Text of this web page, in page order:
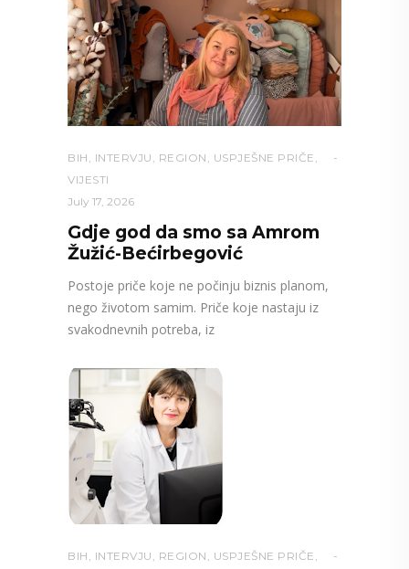
BIH INTERVJU REGION USPJEŠNE PRIČE
VIJESTI
July 17, 2026
Gdje god da smo sa Amrom
Žužić-Bećirbegović
Postoje priče koje ne počinju biznis planom,
nego životom samim. Priče koje nastaju iz
svakodnevnih potreba, iz
BIH INTERVJU REGION USPJEŠNE PRIČE